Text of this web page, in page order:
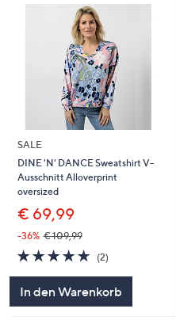
SALE
DINE 'N' DANCE Sweatshirt V-
Ausschnitt Alloverprint
oversized
€ 69,99
-36% € 109,99
5.0
von
(2)2
In den Warenkorb